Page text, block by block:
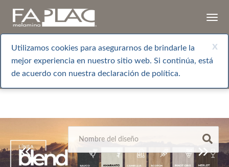
x
Utilizamos cookies para asegurarnos de brindarle la
mejor experiencia en nuestro sitio web. Si continúa, está
de acuerdo con nuestra declaración de política.